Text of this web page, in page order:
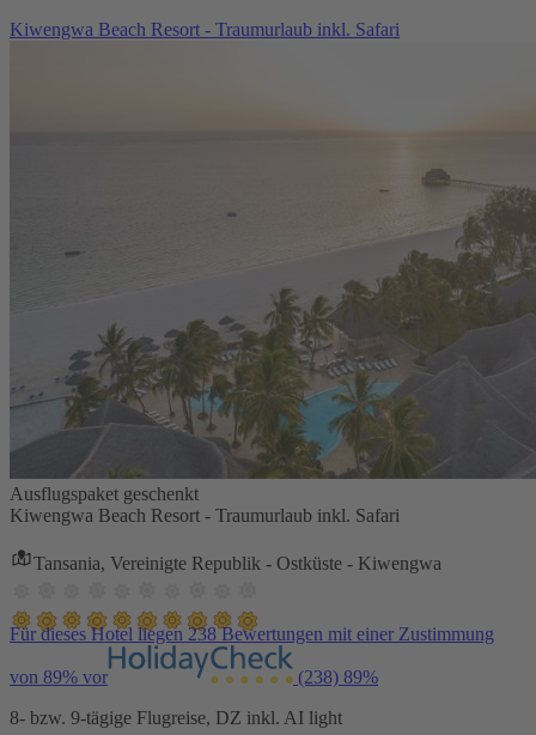
Kiwengwa Beach Resort - Traumurlaub inkl. Safari
Ausflugspaket geschenkt
Kiwengwa Beach Resort - Traumurlaub inkl. Safari
Tansania, Vereinigte Republik - Ostküste - Kiwengwa
Für dieses Hotel liegen 238 Bewertungen mit einer Zustimmung
von 89% vor (238) 89%
8- bzw. 9-tägige Flugreise, DZ inkl. AI light